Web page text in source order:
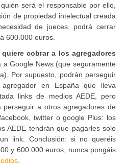
será el responsable por ello,
de propiedad intelectual creada
de jueces, podrá cerrar
600.000 euros.
quiere cobrar a los agregadores
a Google News (que seguramente
Por supuesto, podrán perseguir
en España que lleva
links de medios AEDE, pero
a otros agregadores de
twitter o google Plus: los
AEDE tendrán que pagarles solo
link. Conclusión: si no queréis
y 600.000 euros, nunca pongáis